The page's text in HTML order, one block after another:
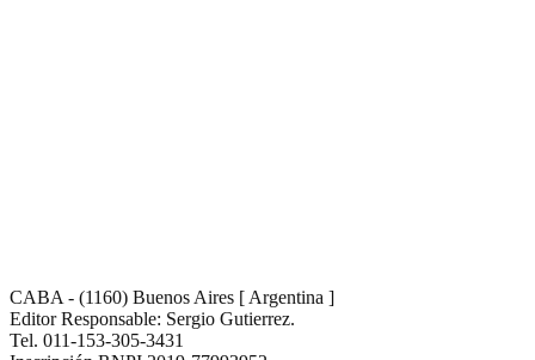
CABA - (1160) Buenos Aires [ Argentina ]
Editor Responsable: Sergio Gutierrez.
Tel. 011-153-305-3431